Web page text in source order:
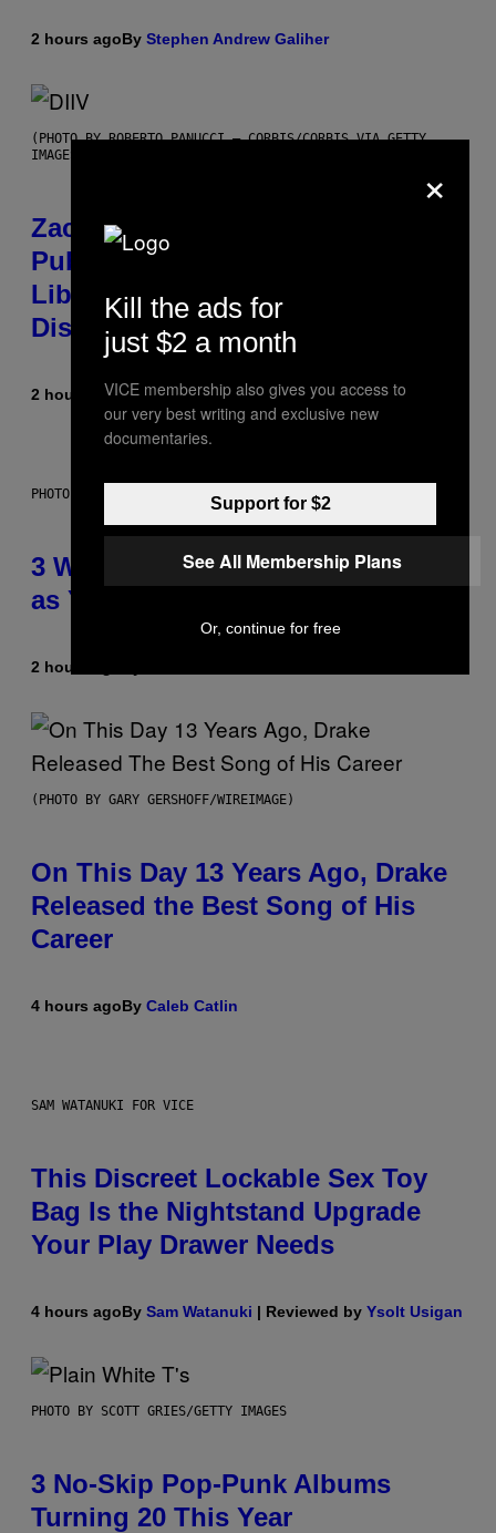
2 hours agoBy Stephen Andrew Galiher
(PHOTO BY ROBERTO PANUCCI – CORBIS/CORBIS VIA GETTY
IMAGES)
Zachary Cole Smith Wants a
Publicly Owned Music Streaming
Library Built on Spotify’s
Dismantled Bones
2 hours agoByLauren Boisvert
PHOTO ILLUSTRATION BY IAN WALDIE/GETTY IMAGES
3 Ways Your Music Taste Changes
as You Get Older
2 hours ago
(PHOTO BY GARY GERSHOFF/WIREIMAGE)
On This Day 13 Years Ago, Drake
Released the Best Song of His
Career
4 hours agoBy Caleb Catlin
SAM WATANUKI FOR VICE
This Discreet Lockable Sex Toy
Bag Is the Nightstand Upgrade
Your Play Drawer Needs
4 hours agoBy Sam Watanuki | Reviewed by Ysolt Usigan
PHOTO BY SCOTT GRIES/GETTY IMAGES
3 No-Skip Pop-Punk Albums
Turning 20 This Year
×
Kill the ads for
just $2 a month
VICE membership also gives you access to
our very best writing and exclusive new
documentaries.
Support for $2
See All Membership Plans
Or, continue for free